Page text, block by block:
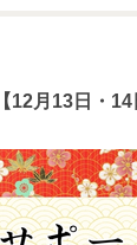
月13日・14